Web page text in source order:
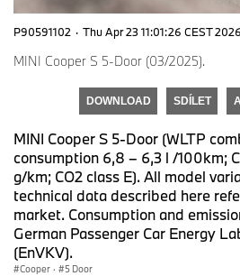
P90591102 · Thu Apr 23 11:01:26 CEST 2026
MINI Cooper S 5-Door (03/2025).
DOWNLOAD SDÍLET
MINI Cooper S 5-Door (WLTP
consumption 6,8 – 6,3 l /100km;
g/km; CO2 class E). All model
technical data described here
market. Consumption and
German Passenger Car Energy
(EnVKV).
Cooper · 5 Door